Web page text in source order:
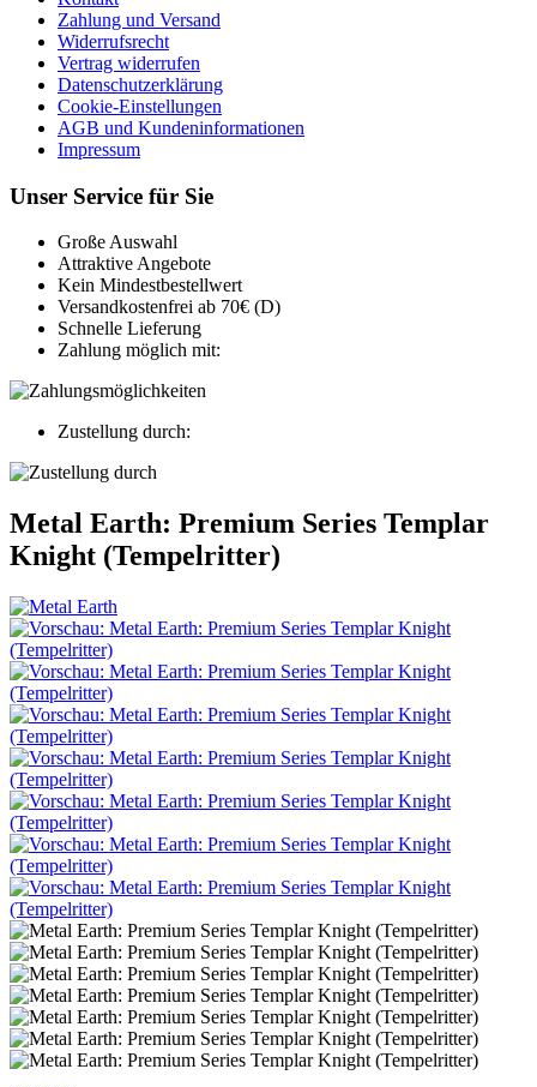
Zahlung und Versand
Widerrufsrecht
Vertrag widerrufen
Datenschutzerklärung
Cookie-Einstellungen
AGB und Kundeninformationen
Impressum
Unser Service für Sie
Große Auswahl
Attraktive Angebote
Kein Mindestbestellwert
Versandkostenfrei ab 70€ (D)
Schnelle Lieferung
Zahlung möglich mit:
Zustellung durch:
Metal Earth: Premium Series Templar
Knight (Tempelritter)